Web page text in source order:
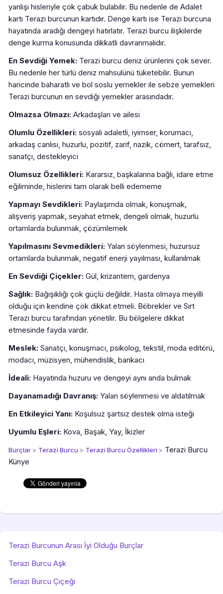
yanlışı hisleriyle çok çabuk bulabilir. Bu nedenle de Adalet
kartı Terazi burcunun kartıdır. Denge kartı ise Terazi burcuna
hayatında aradığı dengeyi hatırlatır. Terazi burcu ilişkilerde
denge kurma konusunda dikkatli davranmalıdır.
En Sevdiği Yemek: Terazi burcu deniz ürünlerini çok sever.
Bu nedenle her türlü deniz mahsulünü tüketebilir. Bunun
haricinde baharatlı ve bol soslu yemekler ile sebze yemekleri
Terazi burcunun en sevdiği yemekler arasındadır.
Olmazsa Olmazı: Arkadaşları ve ailesi
Olumlu Özellikleri: sosyali adaletli, iyimser, korumacı,
arkadaş canlısı, huzurlu, pozitif, zarif, nazik, cömert, tarafsız,
sanatçı, destekleyici
Olumsuz Özellikleri: Kararsız, başkalarına bağlı, idare etme
eğiliminde, hislerini tam olarak belli edememe
Yapmayı Sevdikleri: Paylaşımda olmak, konuşmak,
alışveriş yapmak, seyahat etmek, dengeli olmak, huzurlu
ortamlarda bulunmak, çözümlemek
Yapılmasını Sevmedikleri: Yalan söylenmesi, huzursuz
ortamlarda bulunmak, negatif enerji yayılması, kullanılmak
En Sevdiği Çiçekler: Gül, krizantem, gardenya
Sağlık: Bağışıklığı çok güçlü değildir. Hasta olmaya meyilli
olduğu için kendine çok dikkat etmeli. Böbrekler ve Sırt
Terazi burcu tarafından yönetilir. Bu bölgelere dikkat
etmesinde fayda vardır.
Meslek: Sanatçı, konuşmacı, psikolog, tekstil, moda editörü,
modacı, müzisyen, mühendislik, bankacı
İdeali: Hayatında huzuru ve dengeyi aynı anda bulmak
Dayanamadığı Davranış: Yalan söylenmesi ve aldatılmak
En Etkileyici Yanı: Koşulsuz şartsız destek olma isteği
Uyumlu Eşleri: Kova, Başak, Yay, İkizler
Burçlar > Terazi Burcu > Terazi Burcu Özellikleri > Terazi Burcu
Künye
Terazi Burcunun Arası İyi Olduğu Burçlar
Terazi Burcu Aşk
Terazi Burcu Çiçeği